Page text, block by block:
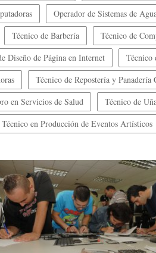
Operador de Sistemas de
Técnico de Barbería Técnico de
Diseño de Página en Internet
Técnico
Técnico de Repostería y Panadería
en Servicios de Salud Técnico de
Técnico en Producción de Eventos Artísticos